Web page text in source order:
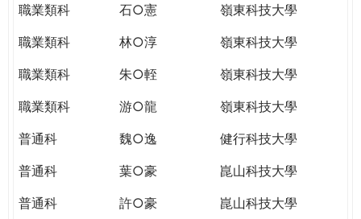
職業類科
石○憲
嶺東科技大學
職業類科
林○淳
嶺東科技大學
職業類科
朱○輊
嶺東科技大學
職業類科
游○龍
嶺東科技大學
普通科
魏○逸
健行科技大學
普通科
葉○豪
崑山科技大學
普通科
許○豪
崑山科技大學